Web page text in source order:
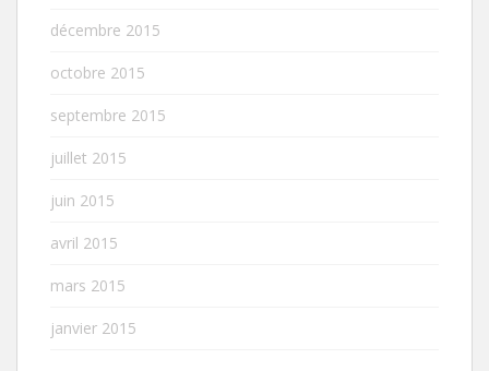
décembre 2015
octobre 2015
septembre 2015
juillet 2015
juin 2015
avril 2015
mars 2015
janvier 2015